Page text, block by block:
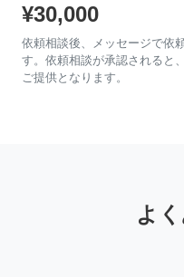
¥30,000
依頼相談後、メッセージで依
す。依頼相談が承認されると
ご提供となります。
よ